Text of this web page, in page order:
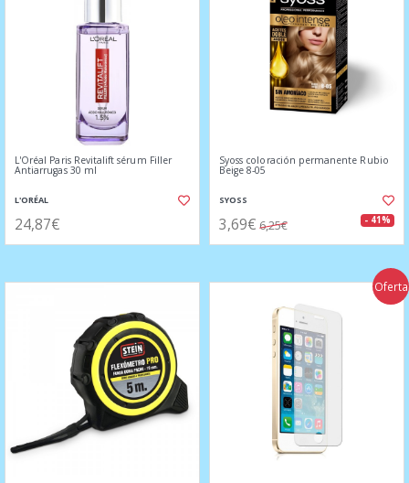
L'Oréal Paris Revitalift sérum Filler
Antiarrugas 30 ml
L'ORÉAL
24,87€
Syoss coloración permanente Rubio
Beige 8-05
SYOSS
3,69€ 6,25€ - 41%
Oferta